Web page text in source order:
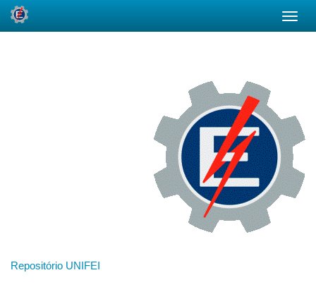
Repositório UNIFEI